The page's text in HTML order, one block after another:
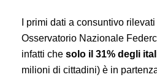
I primi dati a consuntivo rilevati
Osservatorio Nazionale
infatti che solo il 31% degli
milioni di cittadini) è in